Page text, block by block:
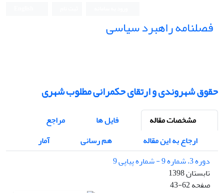
فصلنامه راهبرد سیاسی
حقوق شهروندی و ارتقای حکمرانی مطلوب شهری
مشخصات مقاله فایل ها
مراجع
ارجاع به این مقاله
هم رسانی
آمار
دوره 3، شماره 9 - شماره پیاپی 9
تابستان 1398
صفحه43-62